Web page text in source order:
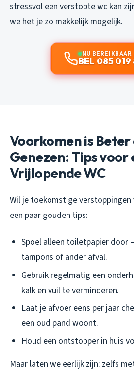
stressvol een verstopte wc kan
we het je zo makkelijk mogelijk.
NU BEREIKBAAR
BEL 085 019
Voorkomen is Beter
Genezen: Tips voor
Vrijlopende WC
Wil je toekomstige verstoppingen
een paar gouden tips:
Spoel alleen toiletpapier door
tampons of ander afval.
Gebruik regelmatig een
kalk en vuil te verminderen.
Laat je afvoer eens per jaar
een oud pand woont.
Houd een ontstopper in huis
Maar laten we eerlijk zijn: zelfs